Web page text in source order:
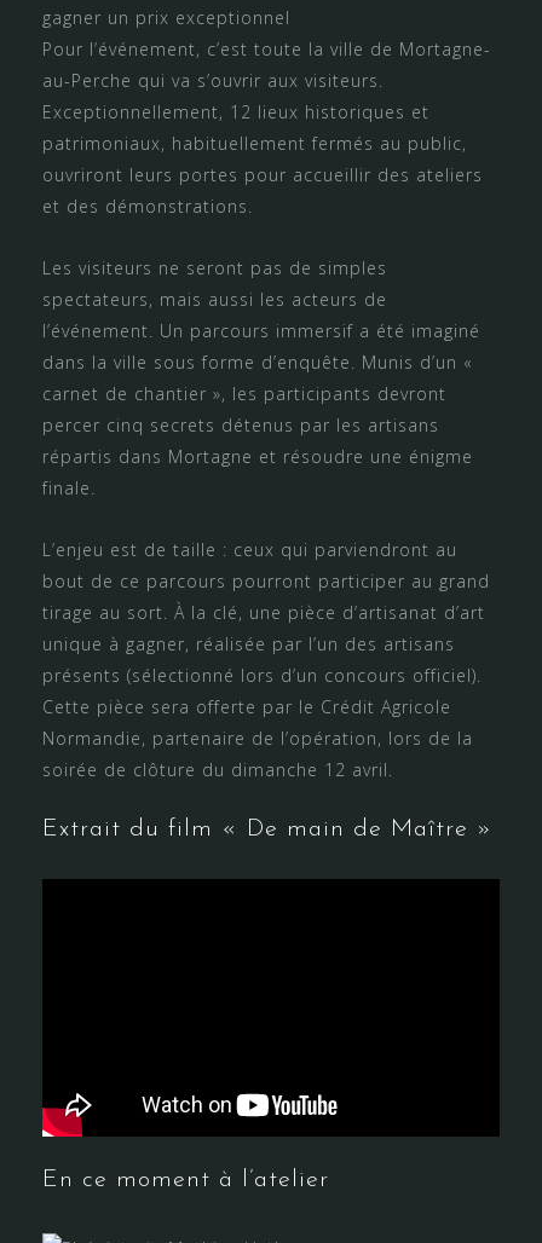
gagner un prix exceptionnel
Pour l’événement, c’est toute la ville de Mortagne-
au-Perche qui va s’ouvrir aux visiteurs.
Exceptionnellement, 12 lieux historiques et
patrimoniaux, habituellement fermés au public,
ouvriront leurs portes pour accueillir des ateliers
et des démonstrations.
Les visiteurs ne seront pas de simples
spectateurs, mais aussi les acteurs de
l’événement. Un parcours immersif a été imaginé
dans la ville sous forme d’enquête. Munis d’un «
carnet de chantier », les participants devront
percer cinq secrets détenus par les artisans
répartis dans Mortagne et résoudre une énigme
finale.
L’enjeu est de taille : ceux qui parviendront au
bout de ce parcours pourront participer au grand
tirage au sort. À la clé, une pièce d’artisanat d’art
unique à gagner, réalisée par l’un des artisans
présents (sélectionné lors d’un concours officiel).
Cette pièce sera offerte par le Crédit Agricole
Normandie, partenaire de l’opération, lors de la
soirée de clôture du dimanche 12 avril.
Extrait du film « De main de Maître »
En ce moment à l’atelier